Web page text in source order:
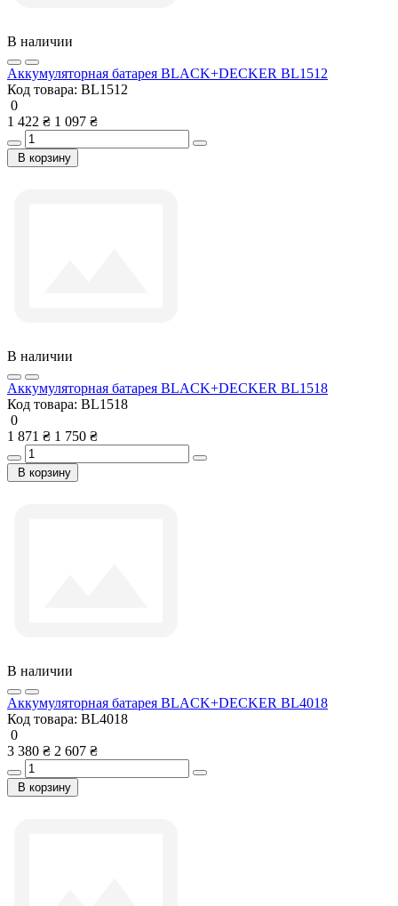
В наличии
Аккумуляторная батарея BLACK+DECKER BL1512
Код товара: BL1512
0
1 422 ₴ 1 097 ₴
В корзину
В наличии
Аккумуляторная батарея BLACK+DECKER BL1518
Код товара: BL1518
0
1 871 ₴ 1 750 ₴
В корзину
В наличии
Аккумуляторная батарея BLACK+DECKER BL4018
Код товара: BL4018
0
3 380 ₴ 2 607 ₴
В корзину